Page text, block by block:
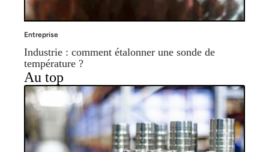
Entreprise
Industrie : comment étalonner une sonde de
température ?
Au top